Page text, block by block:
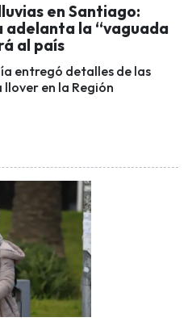
en Santiago:
adelanta la “vaguada
al país
entregó detalles de las
llover en la Región